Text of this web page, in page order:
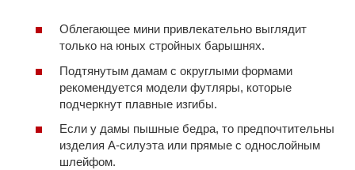
Облегающее мини привлекательно выглядит
только на юных стройных барышнях.
Подтянутым дамам с округлыми формами
рекомендуется модели футляры, которые
подчеркнут плавные изгибы.
Если у дамы пышные бедра, то предпочтительны
изделия А-силуэта или прямые с однослойным
шлейфом.